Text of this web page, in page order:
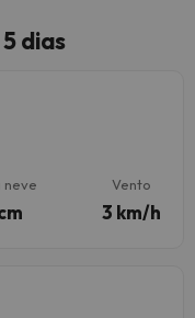
dias
neve Vento
3 km/h